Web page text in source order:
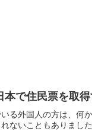
本で住民票を取
る外国人の方は、何
ないこともありまし